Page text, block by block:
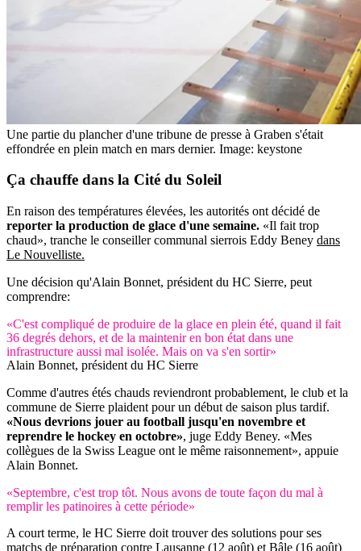
Une partie du plancher d'une tribune de presse à Graben s'était
effondrée en plein match en mars dernier. Image: keystone
Ça chauffe dans la Cité du Soleil
En raison des températures élevées, les autorités ont décidé de
reporter la production de glace d'une semaine. «Il fait trop
chaud», tranche le conseiller communal sierrois Eddy Beney dans
Le Nouvelliste.
Une décision qu'Alain Bonnet, président du HC Sierre, peut
comprendre:
«C'est compliqué de produire de la glace en plein été, quand il fait
36 degrés dehors, et de la maintenir en bon état dans une
infrastructure aussi mal isolée. Mais on va s'en sortir»
Alain Bonnet, président du HC Sierre
Comme d'autres étés chauds reviendront probablement, le club et la
commune de Sierre plaident pour un début de saison plus tardif.
«Nous devrions jouer au football jusqu'en novembre et
reprendre le hockey en octobre», juge Eddy Beney. «Mes
collègues de la Swiss League ont le même raisonnement», appuie
Alain Bonnet.
«Septembre, c'est trop tôt. Nous avons de toute façon du mal à
remplir les patinoires à cette période»
A court terme, le HC Sierre doit trouver des solutions pour ses
matchs de préparation contre Lausanne (12 août) et Bâle (16 août)